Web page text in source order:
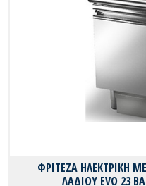
ΦΡΙΤΕΖΑ ΗΛΕΚΤΡΙΚΗ
ΛΑΔΙΟΥ EVO 23